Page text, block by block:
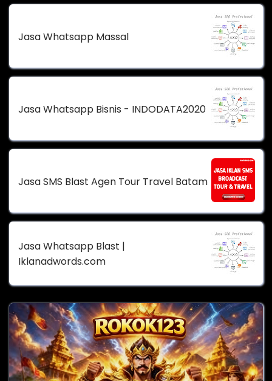
Jasa Whatsapp Massal
Jasa Whatsapp Bisnis - INDODATA2020
Jasa SMS Blast Agen Tour Travel Batam
Jasa Whatsapp Blast |
Iklanadwords.com